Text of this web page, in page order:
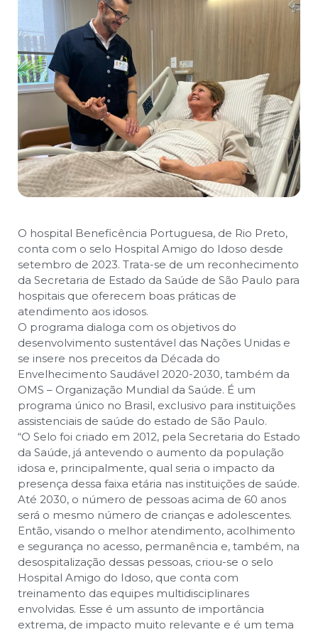
O hospital Beneficência Portuguesa, de Rio Preto,
conta com o selo Hospital Amigo do Idoso desde
setembro de 2023. Trata-se de um reconhecimento
da Secretaria de Estado da Saúde de São Paulo para
hospitais que oferecem boas práticas de
atendimento aos idosos.
O programa dialoga com os objetivos do
desenvolvimento sustentável das Nações Unidas e
se insere nos preceitos da Década do
Envelhecimento Saudável 2020-2030, também da
OMS – Organização Mundial da Saúde. É um
programa único no Brasil, exclusivo para instituições
assistenciais de saúde do estado de São Paulo.
“O Selo foi criado em 2012, pela Secretaria do Estado
da Saúde, já antevendo o aumento da população
idosa e, principalmente, qual seria o impacto da
presença dessa faixa etária nas instituições de saúde.
Até 2030, o número de pessoas acima de 60 anos
será o mesmo número de crianças e adolescentes.
Então, visando o melhor atendimento, acolhimento
e segurança no acesso, permanência e, também, na
desospitalização dessas pessoas, criou-se o selo
Hospital Amigo do Idoso, que conta com
treinamento das equipes multidisciplinares
envolvidas. Esse é um assunto de importância
extrema, de impacto muito relevante e é um tema